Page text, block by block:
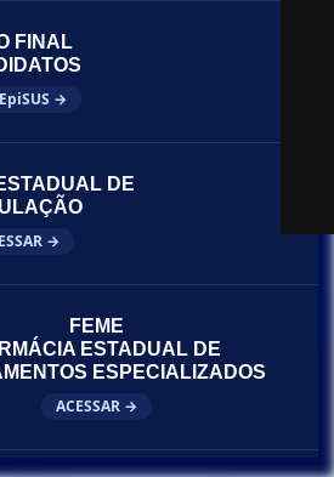
FINAL
→
DE
→
FEME
ESTADUAL DE
ESPECIALIZADOS
ACESSAR →